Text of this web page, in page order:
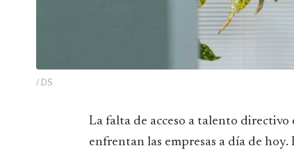
/ DS
La falta de acceso a talento directivo es uno de los principales desafíos a los que se
enfrentan las empresas a día de hoy.